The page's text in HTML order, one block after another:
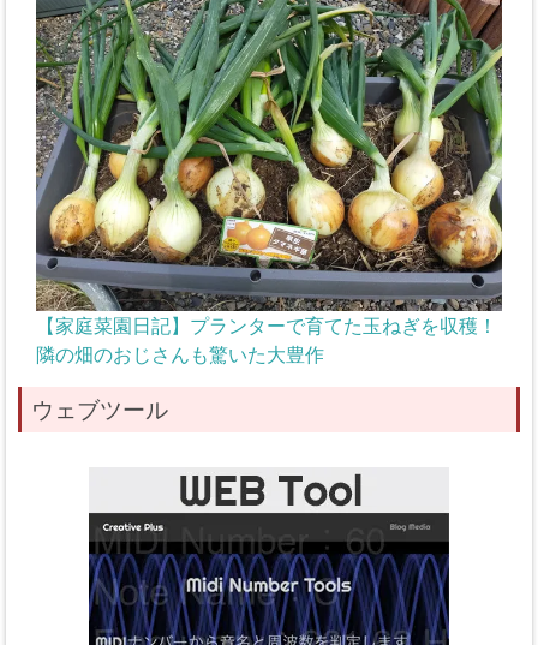
【家庭菜園日記】プランターで育てた玉ねぎを収穫！
隣の畑のおじさんも驚いた大豊作
ウェブツール